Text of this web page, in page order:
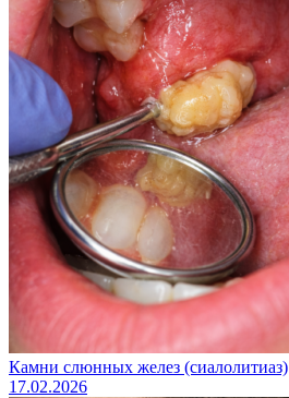
Камни слюнных желез (сиалолитиаз)
17.02.2026